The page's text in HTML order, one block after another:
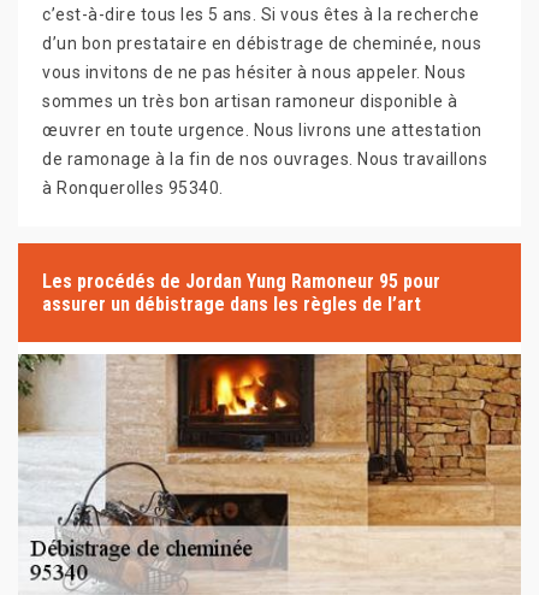
c’est-à-dire tous les 5 ans. Si vous êtes à la recherche
d’un bon prestataire en débistrage de cheminée, nous
vous invitons de ne pas hésiter à nous appeler. Nous
sommes un très bon artisan ramoneur disponible à
œuvrer en toute urgence. Nous livrons une attestation
de ramonage à la fin de nos ouvrages. Nous travaillons
à Ronquerolles 95340.
Les procédés de Jordan Yung Ramoneur 95 pour
assurer un débistrage dans les règles de l’art